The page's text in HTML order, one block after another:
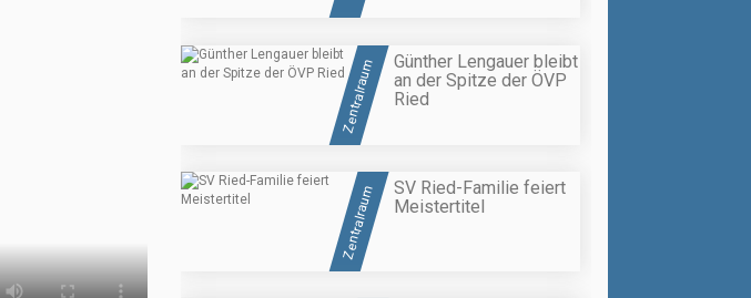
Zentralraum
Günther Lengauer bleibt
an der Spitze der ÖVP
Ried
Zentralraum
SV Ried-Familie feiert
Meistertitel